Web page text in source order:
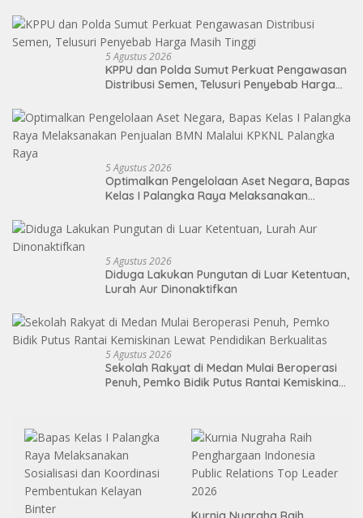
5 Agustus 2026
KPPU dan Polda Sumut Perkuat Pengawasan
Distribusi Semen, Telusuri Penyebab Harga
5 Agustus 2026
Optimalkan Pengelolaan Aset Negara, Bapas
Kelas I Palangka Raya Melaksanakan
5 Agustus 2026
Diduga Lakukan Pungutan di Luar Ketentuan,
Lurah Aur Dinonaktifkan
5 Agustus 2026
Sekolah Rakyat di Medan Mulai Beroperasi
Penuh, Pemko Bidik Putus Rantai Kemiskinan